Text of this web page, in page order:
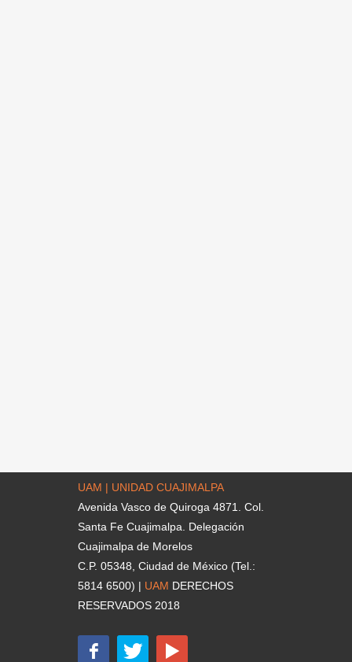
UAM | UNIDAD CUAJIMALPA
Avenida Vasco de Quiroga 4871. Col.
Santa Fe Cuajimalpa. Delegación
Cuajimalpa de Morelos
C.P. 05348, Ciudad de México (Tel.:
5814 6500) | UAM DERECHOS
RESERVADOS 2018